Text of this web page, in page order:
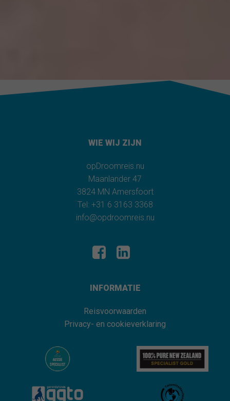
WIE WIJ ZIJN
opDroomreis.nu
Maanlander 47
3824 MN Amersfoort
Tel: +31 6 3163 3368
info@opdroomreis.nu
INFORMATIE
Reisvoorwaarden
Privacy- en cookieverklaring